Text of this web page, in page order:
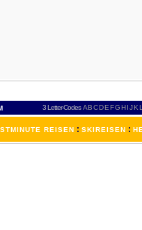
3 Letter-Codes ABCDEFGH IJKL
REISEN : SKIREISEN :